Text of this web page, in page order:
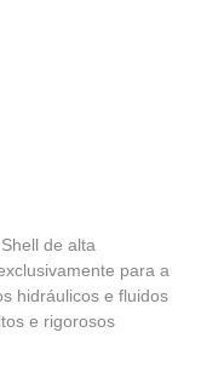
de alta
para a
hidráulicos e fluidos
e rigorosos